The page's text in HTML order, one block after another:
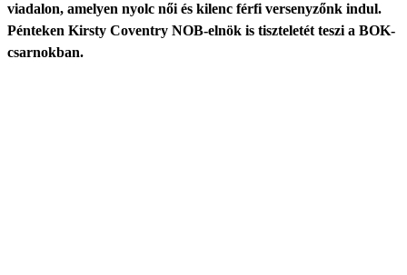
viadalon, amelyen nyolc női és kilenc férfi versenyzőnk indul.
Pénteken Kirsty Coventry NOB-elnök is tiszteletét teszi a BOK-
csarnokban.